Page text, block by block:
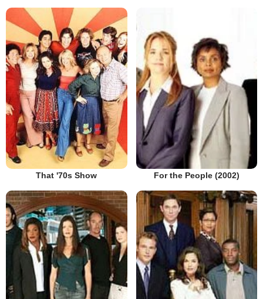
That '70s Show For the People (2002)